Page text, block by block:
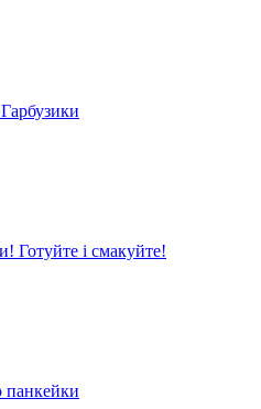
Готуйте і смакуйте!
панкейки